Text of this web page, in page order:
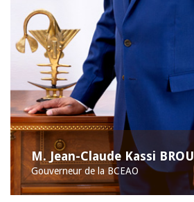
M. Jean-Claude Kassi BROU
Gouverneur de la BCEAO